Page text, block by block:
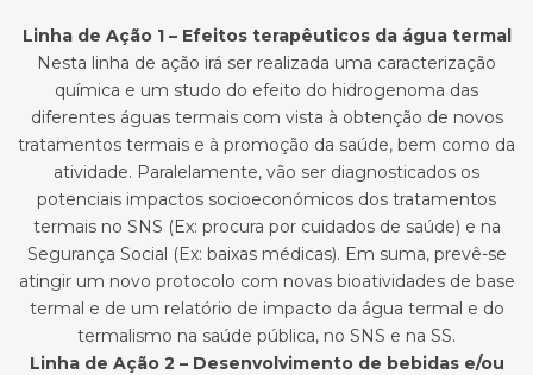
Linha de Ação 1 – Efeitos terapêuticos da água termal
Nesta linha de ação irá ser realizada uma caracterização
química e um studo do efeito do hidrogenoma das
diferentes águas termais com vista à obtenção de novos
tratamentos termais e à promoção da saúde, bem como da
atividade. Paralelamente, vão ser diagnosticados os
potenciais impactos socioeconómicos dos tratamentos
termais no SNS (Ex: procura por cuidados de saúde) e na
Segurança Social (Ex: baixas médicas). Em suma, prevê-se
atingir um novo protocolo com novas bioatividades de base
termal e de um relatório de impacto da água termal e do
termalismo na saúde pública, no SNS e na SS.
Linha de Ação 2 – Desenvolvimento de bebidas e/ou